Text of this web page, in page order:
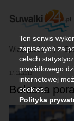
Wiadomości
17.11.2013
Bolesna
Ten serwis
zapisanych za
celach
prawidłowego
internetowej
cookies.
Polityka